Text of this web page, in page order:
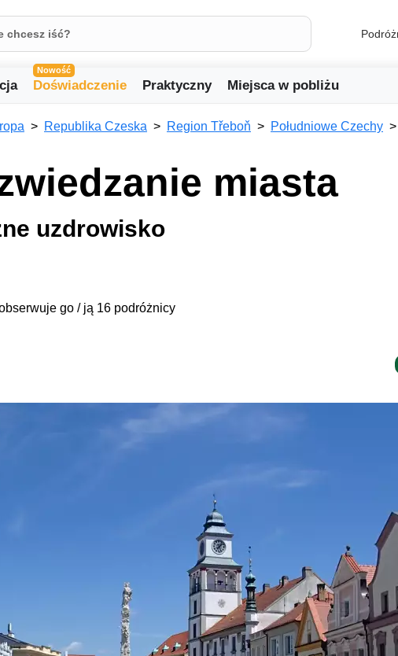
Nowość
Doświadczenie Praktyczny Miejsca w pobliżu
Republika Czeska Region Třeboň Południowe Czechy
miasta
uzdrowisko
go / ją 16 podróżnicy